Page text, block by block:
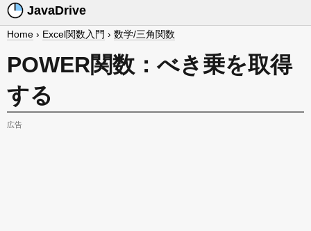
JavaDrive
Home › Excel関数入門 › 数学/三角関数
POWER関数：べき乗を取得
する
広告